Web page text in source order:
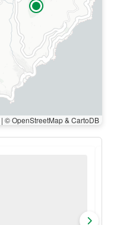
| © OpenStreetMap & CartoDB